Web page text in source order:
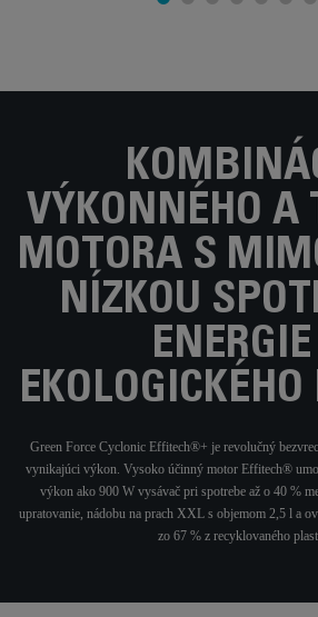
VÝKONNÉHO A
MOTORA S
NÍZKOU
Green Force Cyclonic Effitech®+ je revolučný
vynikajúci výkon. Vysoko účinný motor Effitech®
výkon ako 900 W vysávač pri spotrebe až o 40 %
upratovanie, nádobu na prach XXL s objemom 2,5 l a
zo 67 % z recyklovaného